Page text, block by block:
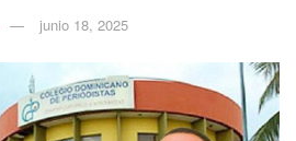
junio 18, 2025